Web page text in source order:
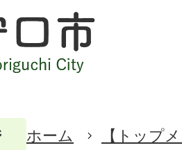
ホーム 【トップ